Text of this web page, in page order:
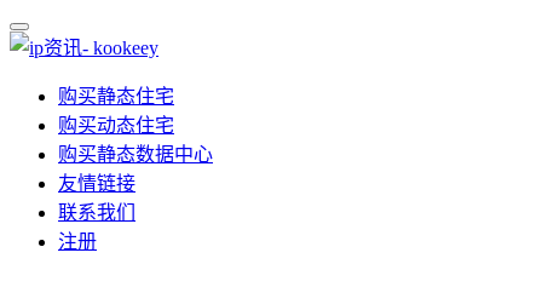
购买静态住宅
购买动态住宅
购买静态数据中心
友情链接
联系我们
注册